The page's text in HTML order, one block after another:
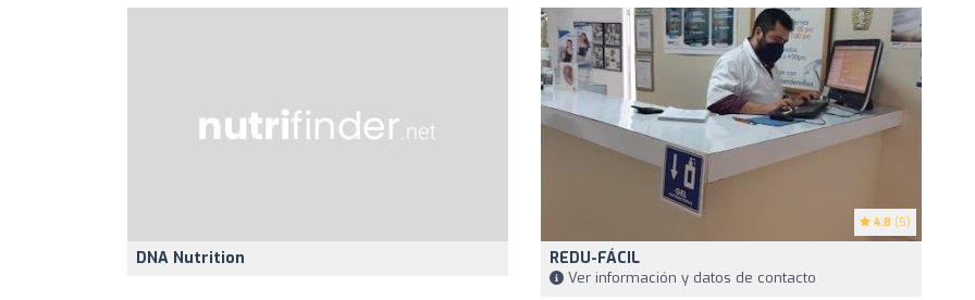
DNA Nutrition
4.8 (5)
REDU-FÁCIL
Ver información y datos de contacto